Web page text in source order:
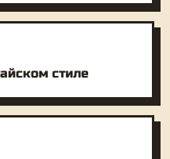
стиле